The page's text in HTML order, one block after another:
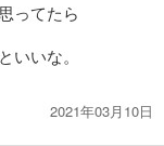
ってたら
いいな。
2021年03月10日